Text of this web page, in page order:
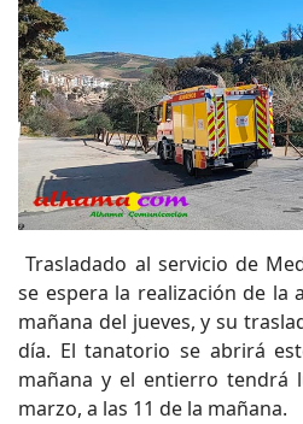
Trasladado al servicio de
se espera la realización de la
mañana del jueves, y su
día. El tanatorio se abrirá
mañana y el entierro tendrá
marzo, a las 11 de la mañana.